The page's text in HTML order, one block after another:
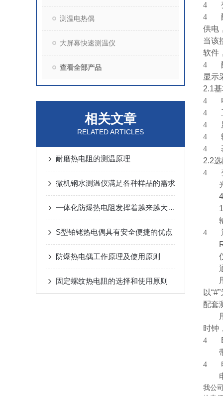
测温电热偶
大屏幕快速测温仪
查看全部产品
相关文章
RELATED ARTICLES
耐磨热电阻的测温原理
微机钢水测温仪满足各种样品的需求
一体化防爆热电阻发挥着越来越大的作用
S型铂铑热电偶具有安全便捷的优点
防爆热电偶工作原理及使用原则
固定螺纹热电阻的选择和使用原则
4
4
供电
当该
软件
4
显示
2.1
4
4
4
4
4
2.2
4
4
以
配套
时钟
4
4
我公